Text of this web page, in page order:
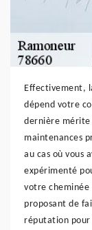
Effectivement,
dépend votre
dernière mérite
maintenances
au cas où vous
expérimenté
votre cheminée
proposant de
réputation pour